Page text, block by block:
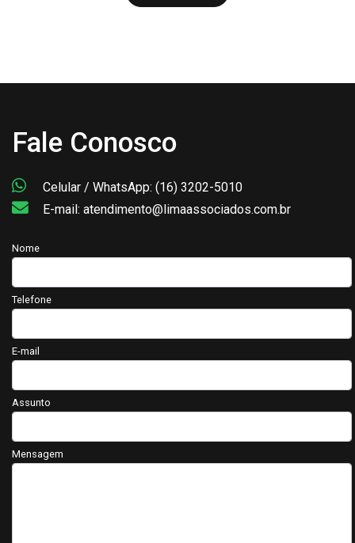
Fale Conosco
Celular / WhatsApp: (16) 3202-5010
E-mail: atendimento@limaassociados.com.br
Nome
Telefone
E-mail
Assunto
Mensagem